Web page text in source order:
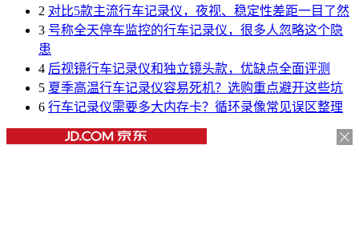
2 对比5款主流行车记录仪，夜视、稳定性差距一目了然
3 号称全天停车监控的行车记录仪，很多人忽略这个隐
患
4 后视镜行车记录仪和独立镜头款，优缺点全面评测
5 夏季高温行车记录仪容易死机？选购重点避开这些坑
6 行车记录仪需要多大内存卡？循环录像常见误区整理